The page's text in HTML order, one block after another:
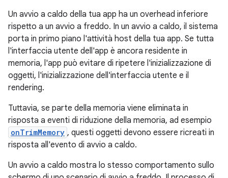
Un avvio a caldo della tua app ha un overhead inferiore
rispetto a un avvio a freddo. In un avvio a caldo, il sistema
porta in primo piano l'attività host della tua app. Se tutta
l'interfaccia utente dell'app è ancora residente in
memoria, l'app può evitare di ripetere l'inizializzazione di
oggetti, l'inizializzazione dell'interfaccia utente e il
rendering.
Tuttavia, se parte della memoria viene eliminata in
risposta a eventi di riduzione della memoria, ad esempio
onTrimMemory , questi oggetti devono essere ricreati in
risposta all'evento di avvio a caldo.
Un avvio a caldo mostra lo stesso comportamento sullo